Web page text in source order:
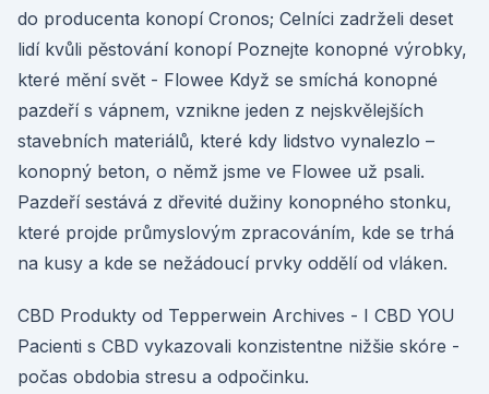
do producenta konopí Cronos; Celníci zadrželi deset
lidí kvůli pěstování konopí Poznejte konopné výrobky,
které mění svět - Flowee Když se smíchá konopné
pazdeří s vápnem, vznikne jeden z nejskvělejších
stavebních materiálů, které kdy lidstvo vynalezlo –
konopný beton, o němž jsme ve Flowee už psali.
Pazdeří sestává z dřevité dužiny konopného stonku,
které projde průmyslovým zpracováním, kde se trhá
na kusy a kde se nežádoucí prvky oddělí od vláken.
CBD Produkty od Tepperwein Archives - I CBD YOU
Pacienti s CBD vykazovali konzistentne nižšie skóre -
počas obdobia stresu a odpočinku.